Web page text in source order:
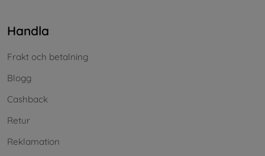
Handla
Frakt och betalning
Blogg
Cashback
Retur
Reklamation